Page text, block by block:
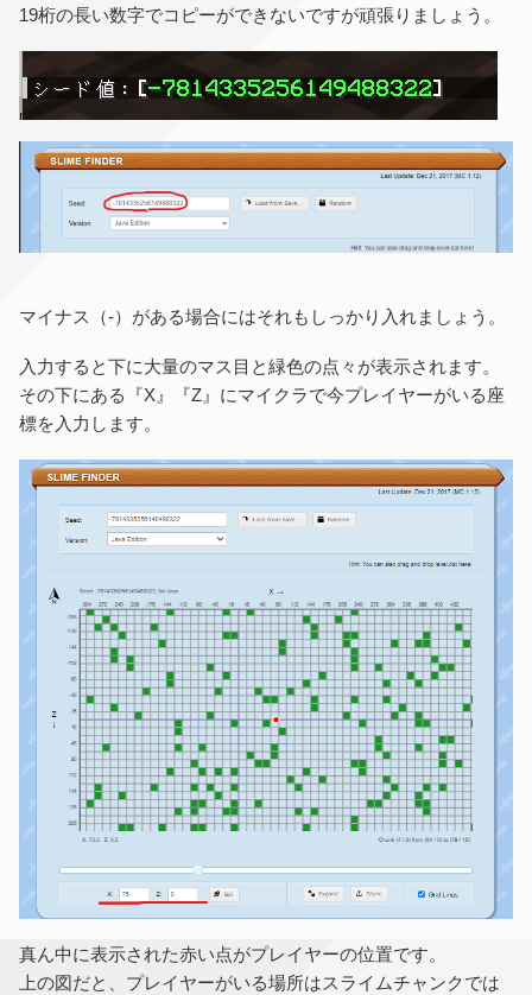
19桁の長い数字でコピーができないですが頑張りましょう。
マイナス（-）がある場合にはそれもしっかり入れましょう。
入力すると下に大量のマス目と緑色の点々が表示されます。
その下にある『X』『Z』にマイクラで今プレイヤーがいる座
標を入力します。
真ん中に表示された赤い点がプレイヤーの位置です。
上の図だと、プレイヤーがいる場所はスライムチャンクでは